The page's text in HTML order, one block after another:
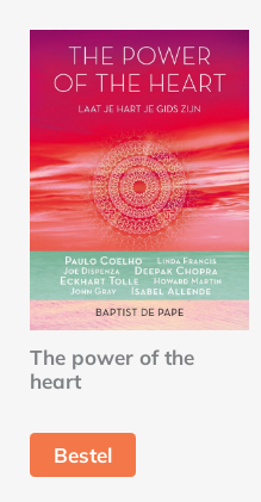
The power of the
heart
Bestel